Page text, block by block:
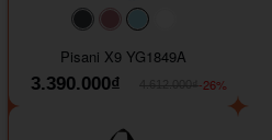
#40454a#b76e79
Pisani X9 YG1849A
3.390.000₫
-26%